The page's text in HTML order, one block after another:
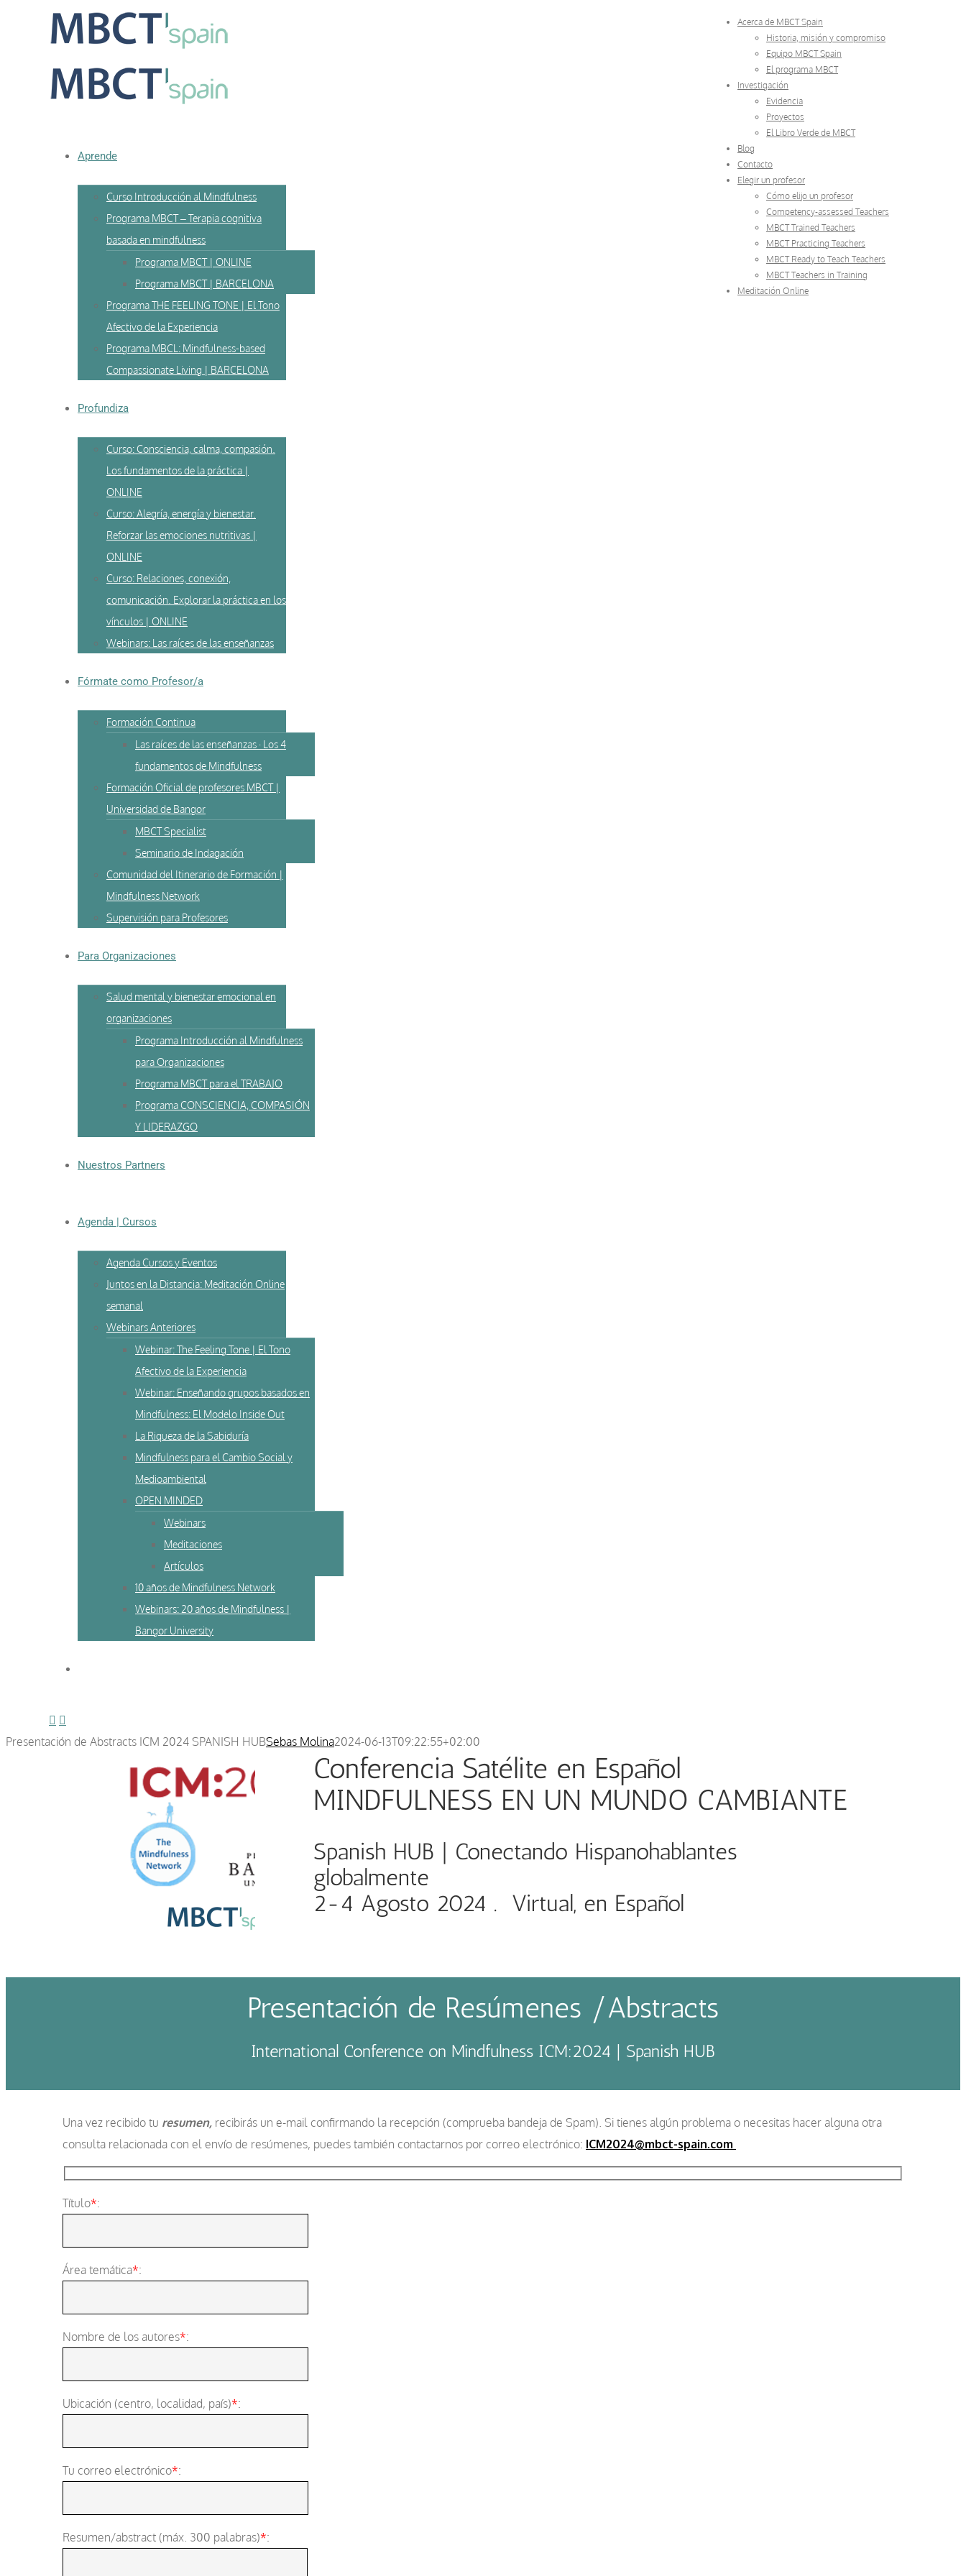
Acerca de MBCT Spain
Historia, misión y compromiso
Equipo MBCT Spain
El programa MBCT
Investigación
Evidencia
Proyectos
El Libro Verde de MBCT
Blog
Contacto
Elegir un profesor
Cómo elijo un profesor
Competency-assessed Teachers
MBCT Trained Teachers
MBCT Practicing Teachers
MBCT Ready to Teach Teachers
MBCT Teachers in Training
Meditación Online
Aprende
Curso Introducción al Mindfulness
Programa MBCT – Terapia cognitiva
basada en mindfulness
Programa MBCT | ONLINE
Programa MBCT | BARCELONA
Programa THE FEELING TONE | El Tono
Afectivo de la Experiencia
Programa MBCL: Mindfulness-based
Compassionate Living | BARCELONA
Profundiza
Curso: Consciencia, calma, compasión.
Los fundamentos de la práctica |
ONLINE
Curso: Alegría, energía y bienestar.
Reforzar las emociones nutritivas |
ONLINE
Curso: Relaciones, conexión,
comunicación. Explorar la práctica en los
vínculos | ONLINE
Webinars: Las raíces de las enseñanzas
Fórmate como Profesor/a
Formación Continua
Las raíces de las enseñanzas · Los 4
fundamentos de Mindfulness
Formación Oficial de profesores MBCT |
Universidad de Bangor
MBCT Specialist
Seminario de Indagación
Comunidad del Itinerario de Formación |
Mindfulness Network
Supervisión para Profesores
Para Organizaciones
Salud mental y bienestar emocional en
organizaciones
Programa Introducción al Mindfulness
para Organizaciones
Programa MBCT para el TRABAJO
Programa CONSCIENCIA, COMPASIÓN
Y LIDERAZGO
Nuestros Partners
Agenda | Cursos
Agenda Cursos y Eventos
Juntos en la Distancia: Meditación Online
semanal
Webinars Anteriores
Webinar: The Feeling Tone | El Tono
Afectivo de la Experiencia
Webinar: Enseñando grupos basados en
Mindfulness: El Modelo Inside Out
La Riqueza de la Sabiduría
Mindfulness para el Cambio Social y
Medioambiental
OPEN MINDED
Webinars
Meditaciones
Artículos
10 años de Mindfulness Network
Webinars: 20 años de Mindfulness |
Bangor University
Presentación de Abstracts ICM 2024 SPANISH HUBSebas Molina2024-06-13T09:22:55+02:00
Conferencia Satélite en Español
MINDFULNESS EN UN MUNDO CAMBIANTE
Spanish HUB | Conectando Hispanohablantes
globalmente
2-4 Agosto 2024 . Virtual, en Español
Presentación de Resúmenes /Abstracts
International Conference on Mindfulness ICM:2024 | Spanish HUB
Una vez recibido tu resumen, recibirás un e-mail confirmando la recepción (comprueba bandeja de Spam). Si tienes algún problema o necesitas hacer alguna otra
consulta relacionada con el envío de resúmenes, puedes también contactarnos por correo electrónico: ICM2024@mbct-spain.com
Título*:
Área temática*:
Nombre de los autores*:
Ubicación (centro, localidad, país)*:
Tu correo electrónico*:
Resumen/abstract (máx. 300 palabras)*: